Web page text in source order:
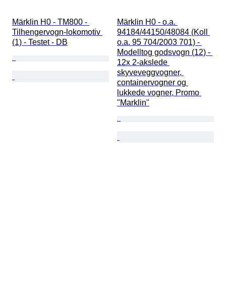
Märklin H0 - TM800 -
Tilhengervogn-lokomotiv
(1) - Testet - DB
Märklin H0 - o.a.
94184/44150/48084 (Koll
o.a. 95 704/2003 701) -
Modelltog godsvogn (12) -
12x 2-akslede
skyveveggvogner,
containervogner og
lukkede vogner, Promo
"Marklin"